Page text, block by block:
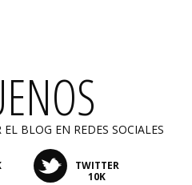
BLOG EN REDES SOCIALES
TWITTER
10K